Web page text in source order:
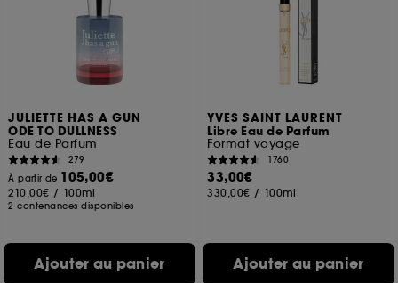
JULIETTE HAS A GUN
ODE TO DULLNESS
Eau de Parfum
279
À partir de 105,00€
210,00€ / 100ml
2 contenances disponibles
Ajouter au panier
YVES SAINT LAURENT
Libre Eau de Parfum
Format voyage
1760
33,00€
330,00€ / 100ml
Ajouter au panier